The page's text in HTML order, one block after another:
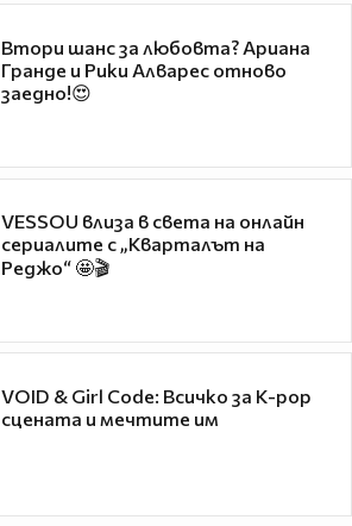
Втори шанс за любовта? Ариана
Гранде и Рики Алварес отново
заедно!😍
VESSOU влиза в света на онлайн
сериалите с „Кварталът на
Реджо“ 🤩🎬
VOID & Girl Code: Всичко за K-pop
сцената и мечтите им